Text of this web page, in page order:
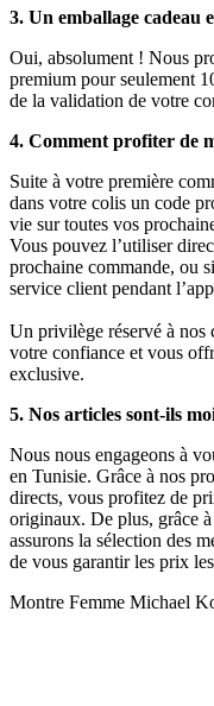
3. Un emballage cadeau
Oui, absolument ! Nous
premium pour seulement
de la validation de votre
4. Comment profiter de
Suite à votre première
dans votre colis un code
vie sur toutes vos
Vous pouvez l’utiliser
prochaine commande, ou
service client pendant
Un privilège réservé à nos
votre confiance et vous
exclusive.
5. Nos articles sont-ils
Nous nous engageons à
en Tunisie. Grâce à nos
directs, vous profitez de
originaux. De plus, grâce
assurons la sélection des
de vous garantir les prix
Montre Femme Michael